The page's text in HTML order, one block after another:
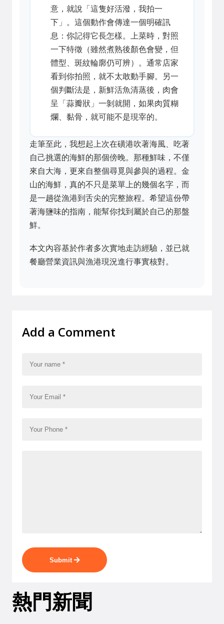
意，就說「這隻好活潑，我拍一
下」。這個動作會傳達一個明確訊
息：你記得它長怎樣。上菜時，對照
一下特徵（雖然煮熟後顏色會變，但
體型、斑紋輪廓仍可辨）。通常店家
看到你拍照，就不太敢動手腳。另一
個判斷法是，新鮮活魚清蒸後，肉會
呈「蒜瓣狀」一剝就開，如果肉質糊
爛、黏骨，就可能不是現宰的。
走筆至此，我想起上次在磺港吹著海風、吃著
自己挑選的海鮮的那個傍晚。那種鮮味，不僅
來自大海，更來自整個尋覓與參與的過程。金
山的海鮮，真的不只是菜單上的幾個名字，而
是一趟從漁港到舌尖的完整旅程。希望這份帶
著海鹽味的指南，能幫你找到屬於自己的那盤
鮮。
本文內容基於作者多次實地走訪經驗，並已就
餐廳營業資訊與漁港現況進行事實核對。
Add a Comment
Submit
熱門新聞